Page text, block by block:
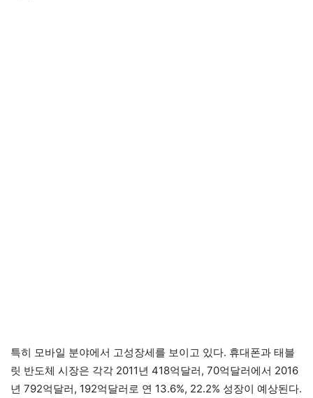
특히 모바일 분야에서 고성장세를 보이고 있다. 휴대폰과 태블
릿 반도체 시장은 각각 2011년 418억달러, 70억달러에서 2016
년 792억달러, 192억달러로 연 13.6%, 22.2% 성장이 예상된다.